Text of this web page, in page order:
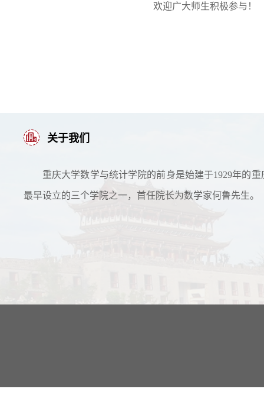
欢迎广大师生积极参与！
关于我们
重庆大学数学与统计学院的前身是始建于1929年的
最早设立的三个学院之一，首任院长为数学家何鲁先生。